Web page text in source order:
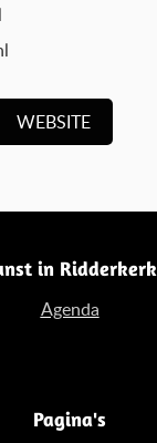
WEBSITE
in Ridderkerk
Agenda
Pagina's